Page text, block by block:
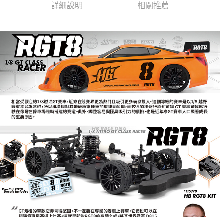
上海商業儲蓄銀行
台北富邦商業銀行
匯豐（台灣）商業銀行
華泰商業銀行
聯邦商業銀行
遠東國際商業銀行
元大商業銀行
永豐商業銀行
玉山商業銀行
星展（台灣）商業銀行
台新國際商業銀行
中國信託商業銀行
台灣樂天信用卡公司
合作金庫商業銀行
第一商業銀行
國泰世華商業銀行
兆豐國際商業銀行
臺灣中小企業銀行
台中商業銀行
匯豐（台灣）商業銀行
華泰商業銀行
聯邦商業銀行
遠東國際商業銀行
元大商業銀行
永豐商業銀行
玉山商業銀行
星展（台灣）商業銀行
台新國際商業銀行
中國信託商業銀行
台灣樂天信用卡公司
街口支付
悠遊付
運送方式
新竹貨運
每筆NT$80，滿NT$3,000(含以上)免運費
黑貓宅配通
每筆NT$150，滿NT$3,000(含以上)免運費
郵局包裹
每筆NT$60，滿NT$3,000(含以上)免運費
詳細說明 相關推薦